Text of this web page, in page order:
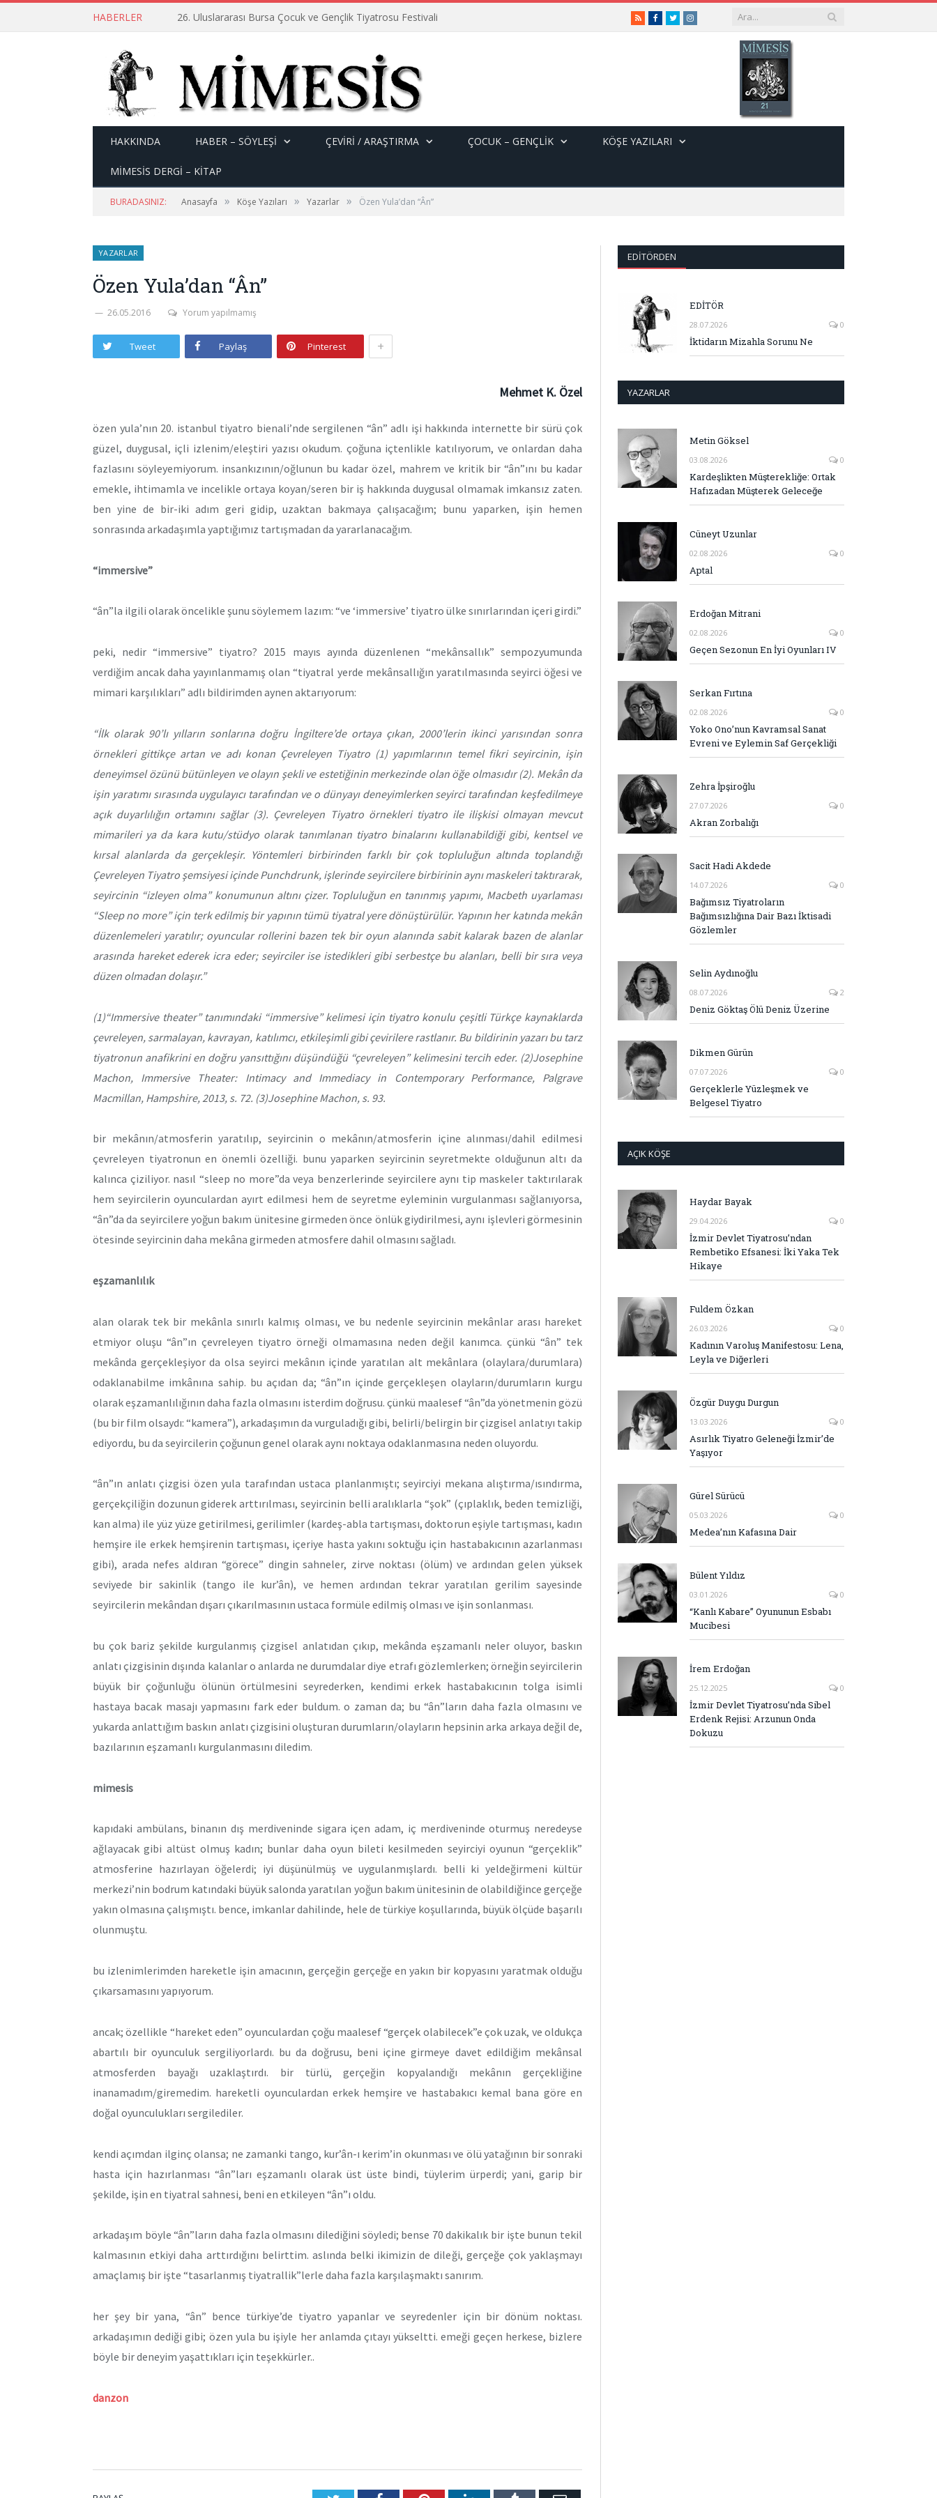
HABERLER 26. Uluslararası Bursa Çocuk ve Gençlik Tiyatrosu Festivali RSSFacebook
TwitterInstagram
HAKKINDA HABER – SÖYLEŞI ÇEVİRİ / ARAŞTIRMA ÇOCUK – GENÇLIK KÖŞE YAZILARI
MİMESİS DERGİ – KİTAP
BURADASINIZ: Anasayfa » Köşe Yazıları » Yazarlar » Özen Yula’dan “Ân”
YAZARLAR
Özen Yula’dan “Ân”
26.05.2016 Yorum yapılmamış
Tweet Paylaş Pinterest +
Mehmet K. Özel
özen yula’nın 20. istanbul tiyatro bienali’nde sergilenen “ân” adlı işi hakkında internette bir sürü çok
güzel, duygusal, içli izlenim/eleştiri yazısı okudum. çoğuna içtenlikle katılıyorum, ve onlardan daha
fazlasını söyleyemiyorum. insankızının/oğlunun bu kadar özel, mahrem ve kritik bir “ân”ını bu kadar
emekle, ihtimamla ve incelikle ortaya koyan/seren bir iş hakkında duygusal olmamak imkansız zaten.
ben yine de bir-iki adım geri gidip, uzaktan bakmaya çalışacağım; bunu yaparken, işin hemen
sonrasında arkadaşımla yaptığımız tartışmadan da yararlanacağım.
“immersive”
“ân”la ilgili olarak öncelikle şunu söylemem lazım: “ve ‘immersive’ tiyatro ülke sınırlarından içeri girdi.”
peki, nedir “immersive” tiyatro? 2015 mayıs ayında düzenlenen “mekânsallık” sempozyumunda
verdiğim ancak daha yayınlanmamış olan “tiyatral yerde mekânsallığın yaratılmasında seyirci öğesi ve
mimari karşılıkları” adlı bildirimden aynen aktarıyorum:
“İlk olarak 90’lı yılların sonlarına doğru İngiltere’de ortaya çıkan, 2000’lerin ikinci yarısından sonra
örnekleri gittikçe artan ve adı konan Çevreleyen Tiyatro (1) yapımlarının temel fikri seyircinin, işin
deneyimsel özünü bütünleyen ve olayın şekli ve estetiğinin merkezinde olan öğe olmasıdır (2). Mekân da
işin yaratımı sırasında uygulayıcı tarafından ve o dünyayı deneyimlerken seyirci tarafından keşfedilmeye
açık duyarlılığın ortamını sağlar (3). Çevreleyen Tiyatro örnekleri tiyatro ile ilişkisi olmayan mevcut
mimarileri ya da kara kutu/stüdyo olarak tanımlanan tiyatro binalarını kullanabildiği gibi, kentsel ve
kırsal alanlarda da gerçekleşir. Yöntemleri birbirinden farklı bir çok topluluğun altında toplandığı
Çevreleyen Tiyatro şemsiyesi içinde Punchdrunk, işlerinde seyircilere birbirinin aynı maskeleri taktırarak,
seyircinin “izleyen olma” konumunun altını çizer. Topluluğun en tanınmış yapımı, Macbeth uyarlaması
“Sleep no more” için terk edilmiş bir yapının tümü tiyatral yere dönüştürülür. Yapının her katında mekân
düzenlemeleri yaratılır; oyuncular rollerini bazen tek bir oyun alanında sabit kalarak bazen de alanlar
arasında hareket ederek icra eder; seyirciler ise istedikleri gibi serbestçe bu alanları, belli bir sıra veya
düzen olmadan dolaşır.”
(1)“Immersive theater” tanımındaki “immersive” kelimesi için tiyatro konulu çeşitli Türkçe kaynaklarda
çevreleyen, sarmalayan, kavrayan, katılımcı, etkileşimli gibi çevirilere rastlanır. Bu bildirinin yazarı bu tarz
tiyatronun anafikrini en doğru yansıttığını düşündüğü “çevreleyen” kelimesini tercih eder. (2)Josephine
Machon, Immersive Theater: Intimacy and Immediacy in Contemporary Performance, Palgrave
Macmillan, Hampshire, 2013, s. 72. (3)Josephine Machon, s. 93.
bir mekânın/atmosferin yaratılıp, seyircinin o mekânın/atmosferin içine alınması/dahil edilmesi
çevreleyen tiyatronun en önemli özelliği. bunu yaparken seyircinin seyretmekte olduğunun altı da
kalınca çiziliyor. nasıl “sleep no more”da veya benzerlerinde seyircilere aynı tip maskeler taktırılarak
hem seyircilerin oyunculardan ayırt edilmesi hem de seyretme eyleminin vurgulanması sağlanıyorsa,
“ân”da da seyircilere yoğun bakım ünitesine girmeden önce önlük giydirilmesi, aynı işlevleri görmesinin
ötesinde seyircinin daha mekâna girmeden atmosfere dahil olmasını sağladı.
eşzamanlılık
alan olarak tek bir mekânla sınırlı kalmış olması, ve bu nedenle seyircinin mekânlar arası hareket
etmiyor oluşu “ân”ın çevreleyen tiyatro örneği olmamasına neden değil kanımca. çünkü “ân” tek
mekânda gerçekleşiyor da olsa seyirci mekânın içinde yaratılan alt mekânlara (olaylara/durumlara)
odaklanabilme imkânına sahip. bu açıdan da; “ân”ın içinde gerçekleşen olayların/durumların kurgu
olarak eşzamanlılığının daha fazla olmasını isterdim doğrusu. çünkü maalesef “ân”da yönetmenin gözü
(bu bir film olsaydı: “kamera”), arkadaşımın da vurguladığı gibi, belirli/belirgin bir çizgisel anlatıyı takip
ediyordu, bu da seyircilerin çoğunun genel olarak aynı noktaya odaklanmasına neden oluyordu.
“ân”ın anlatı çizgisi özen yula tarafından ustaca planlanmıştı; seyirciyi mekana alıştırma/ısındırma,
gerçekçiliğin dozunun giderek arttırılması, seyircinin belli aralıklarla “şok” (çıplaklık, beden temizliği,
kan alma) ile yüz yüze getirilmesi, gerilimler (kardeş-abla tartışması, doktorun eşiyle tartışması, kadın
hemşire ile erkek hemşirenin tartışması, içeriye hasta yakını soktuğu için hastabakıcının azarlanması
gibi), arada nefes aldıran “görece” dingin sahneler, zirve noktası (ölüm) ve ardından gelen yüksek
seviyede bir sakinlik (tango ile kur’ân), ve hemen ardından tekrar yaratılan gerilim sayesinde
seyircilerin mekândan dışarı çıkarılmasının ustaca formüle edilmiş olması ve işin sonlanması.
bu çok bariz şekilde kurgulanmış çizgisel anlatıdan çıkıp, mekânda eşzamanlı neler oluyor, baskın
anlatı çizgisinin dışında kalanlar o anlarda ne durumdalar diye etrafı gözlemlerken; örneğin seyircilerin
büyük bir çoğunluğu ölünün örtülmesini seyrederken, kendimi erkek hastabakıcının tolga isimli
hastaya bacak masajı yapmasını fark eder buldum. o zaman da; bu “ân”ların daha fazla olmasını ve
yukarda anlattığım baskın anlatı çizgisini oluşturan durumların/olayların hepsinin arka arkaya değil de,
bazılarının eşzamanlı kurgulanmasını diledim.
mimesis
kapıdaki ambülans, binanın dış merdiveninde sigara içen adam, iç merdiveninde oturmuş neredeyse
ağlayacak gibi altüst olmuş kadın; bunlar daha oyun bileti kesilmeden seyirciyi oyunun “gerçeklik”
atmosferine hazırlayan öğelerdi; iyi düşünülmüş ve uygulanmışlardı. belli ki yeldeğirmeni kültür
merkezi’nin bodrum katındaki büyük salonda yaratılan yoğun bakım ünitesinin de olabildiğince gerçeğe
yakın olmasına çalışmıştı. bence, imkanlar dahilinde, hele de türkiye koşullarında, büyük ölçüde başarılı
olunmuştu.
bu izlenimlerimden hareketle işin amacının, gerçeğin gerçeğe en yakın bir kopyasını yaratmak olduğu
çıkarsamasını yapıyorum.
ancak; özellikle “hareket eden” oyunculardan çoğu maalesef “gerçek olabilecek”e çok uzak, ve oldukça
abartılı bir oyunculuk sergiliyorlardı. bu da doğrusu, beni içine girmeye davet edildiğim mekânsal
atmosferden bayağı uzaklaştırdı. bir türlü, gerçeğin kopyalandığı mekânın gerçekliğine
inanamadım/giremedim. hareketli oyunculardan erkek hemşire ve hastabakıcı kemal bana göre en
doğal oyunculukları sergilediler.
kendi açımdan ilginç olansa; ne zamanki tango, kur’ân-ı kerim’in okunması ve ölü yatağının bir sonraki
hasta için hazırlanması “ân”ları eşzamanlı olarak üst üste bindi, tüylerim ürperdi; yani, garip bir
şekilde, işin en tiyatral sahnesi, beni en etkileyen “ân”ı oldu.
arkadaşım böyle “ân”ların daha fazla olmasını dilediğini söyledi; bense 70 dakikalık bir işte bunun tekil
kalmasının etkiyi daha arttırdığını belirttim. aslında belki ikimizin de dileği, gerçeğe çok yaklaşmayı
amaçlamış bir işte “tasarlanmış tiyatrallik”lerle daha fazla karşılaşmaktı sanırım.
her şey bir yana, “ân” bence türkiye’de tiyatro yapanlar ve seyredenler için bir dönüm noktası.
arkadaşımın dediği gibi; özen yula bu işiyle her anlamda çıtayı yükseltti. emeği geçen herkese, bizlere
böyle bir deneyim yaşattıkları için teşekkürler..
danzon
EDITÖRDEN
EDİTÖR
28.07.2026 0
İktidarın Mizahla Sorunu Ne
YAZARLAR
Metin Göksel
03.08.2026 0
Kardeşlikten Müşterekliğe: Ortak
Hafızadan Müşterek Geleceğe
Cüneyt Uzunlar
02.08.2026 0
Aptal
Erdoğan Mitrani
02.08.2026 0
Geçen Sezonun En İyi Oyunları IV
Serkan Fırtına
02.08.2026 0
Yoko Ono’nun Kavramsal Sanat
Evreni ve Eylemin Saf Gerçekliği
Zehra İpşiroğlu
27.07.2026 0
Akran Zorbalığı
Sacit Hadi Akdede
14.07.2026 0
Bağımsız Tiyatroların
Bağımsızlığına Dair Bazı İktisadi
Gözlemler
Selin Aydınoğlu
08.07.2026 2
Deniz Göktaş Ölü Deniz Üzerine
Dikmen Gürün
07.07.2026 0
Gerçeklerle Yüzleşmek ve
Belgesel Tiyatro
AÇIK KÖŞE
Haydar Bayak
29.04.2026 0
İzmir Devlet Tiyatrosu’ndan
Rembetiko Efsanesi: İki Yaka Tek
Hikaye
Fuldem Özkan
26.03.2026 0
Kadının Varoluş Manifestosu: Lena,
Leyla ve Diğerleri
Özgür Duygu Durgun
13.03.2026 0
Asırlık Tiyatro Geleneği İzmir’de
Yaşıyor
Gürel Sürücü
05.03.2026 0
Medea’nın Kafasına Dair
Bülent Yıldız
03.01.2026 0
“Kanlı Kabare” Oyununun Esbabı
Mucibesi
İrem Erdoğan
25.12.2025 0
İzmir Devlet Tiyatrosu’nda Sibel
Erdenk Rejisi: Arzunun Onda
Dokuzu